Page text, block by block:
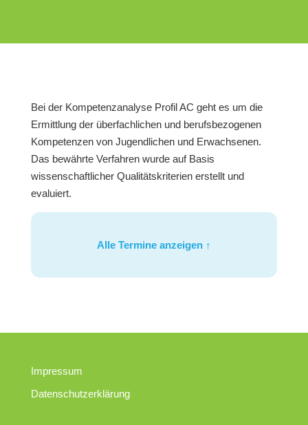
Bei der Kompetenzanalyse Profil AC geht es um die
Ermittlung der überfachlichen und berufsbezogenen
Kompetenzen von Jugendlichen und Erwachsenen.
Das bewährte Verfahren wurde auf Basis
wissenschaftlicher Qualitätskriterien erstellt und
evaluiert.
Alle Termine anzeigen ↑
Impressum
Datenschutzerklärung